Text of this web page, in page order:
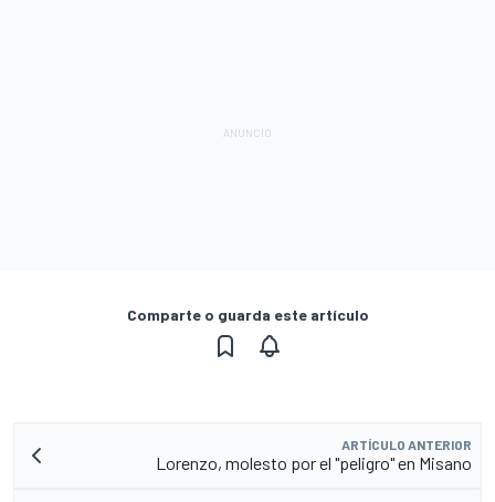
Comparte o guarda este artículo
ARTÍCULO ANTERIOR
Lorenzo, molesto por el "peligro" en Misano